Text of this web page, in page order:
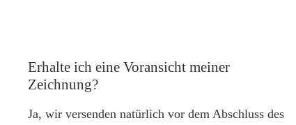
Erhalte ich eine Voransicht meiner
Zeichnung?
Ja, wir versenden natürlich vor dem Abschluss des